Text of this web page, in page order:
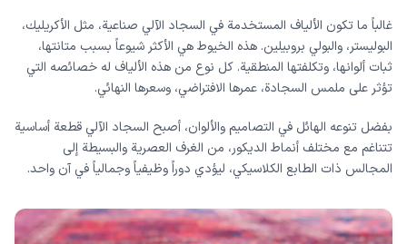
غالباً ما تكون الألياف المستخدمة في السجاد الآلي صناعية، مثل الأكريليك،
البوليستر، والبولي بروبيلين. هذه الخيوط هي الأكثر شيوعاً بسبب متانتها،
ثبات ألوانها، وتكلفتها المنطقية. كل نوع من هذه الألياف له خصائصه التي
تؤثر على ملمس السجادة، عمرها الافتراضي، وسعرها النهائي.
بفضل تنوعه الهائل في التصاميم والألوان، أصبح السجاد الآلي قطعة أساسية
تتناغم مع مختلف أنماط الديكور، من الغرف العصرية والبسيطة إلى
المجالس ذات الطابع الكلاسيكي، ليؤدي دوراً وظيفياً وجمالياً في آن واحد.